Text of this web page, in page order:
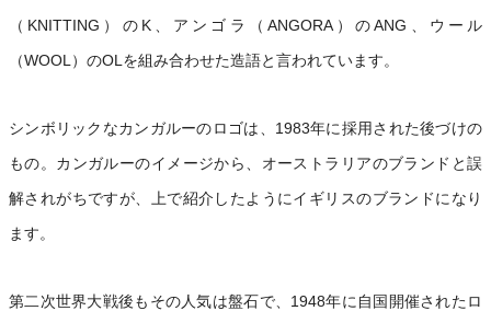
（KNITTING）のK、アンゴラ（ANGORA）のANG、ウール
（WOOL）のOLを組み合わせた造語と言われています。
シンボリックなカンガルーのロゴは、1983年に採用された後づけの
もの。カンガルーのイメージから、オーストラリアのブランドと誤
解されがちですが、上で紹介したようにイギリスのブランドになり
ます。
第二次世界大戦後もその人気は盤石で、1948年に自国開催されたロ